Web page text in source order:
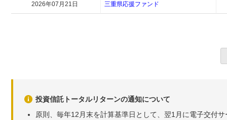
2026年07月21日 三重県応援ファンド
投資信託トータルリターンの通知について
原則、毎年12月末を計算基準日として、翌1月に電子交付